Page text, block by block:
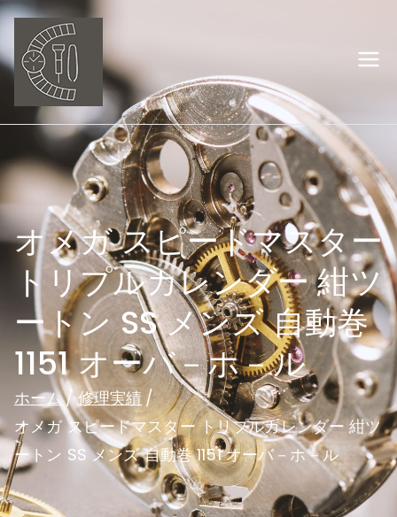
内
を
ス
ッ
岡山の時計修理
オーバーホー
ル ウオッチ職
人
オメガ スピードマスター
トリプルカレンダー 紺ツ
ートン SS メンズ 自動巻
1151 オーバ－ホ－ル
ホーム
修理実績
オメガ スピードマスター トリプルカレンダー 紺ツ
ートン SS メンズ 自動巻 1151 オーバ－ホ－ル